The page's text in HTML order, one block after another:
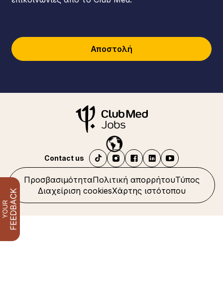
Αποστολή
ΠροσβασιμότηταΠολιτική απορρήτουΤύπος
Διαχείριση cookiesΧάρτης ιστότοπου
Contact us